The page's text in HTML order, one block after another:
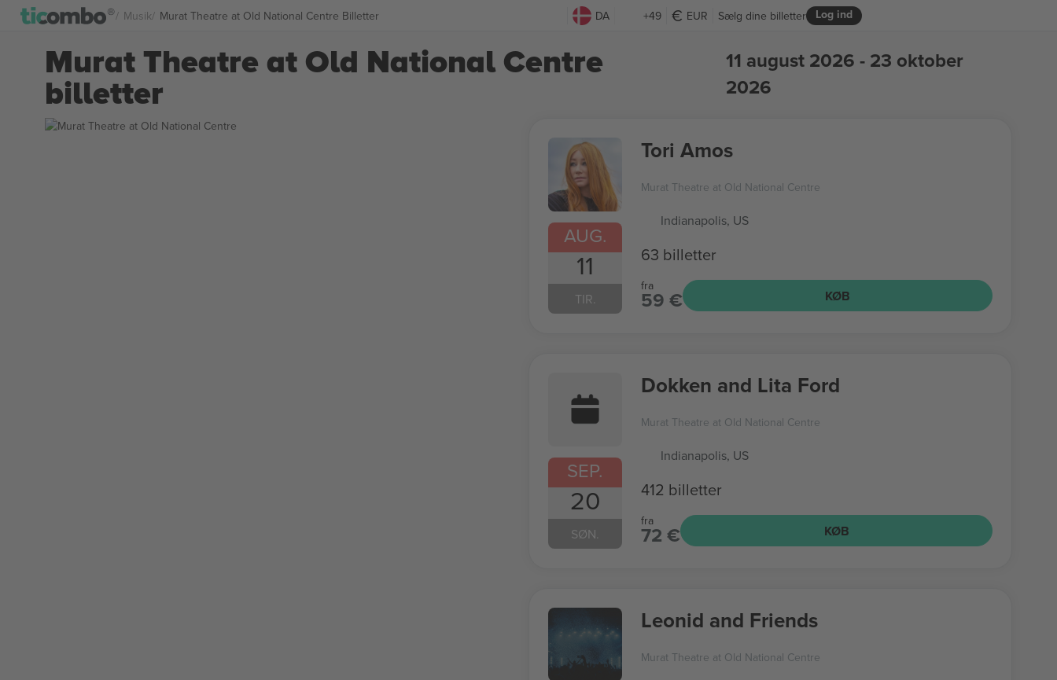
Musik Murat Theatre at Old National Centre Billetter DA +49 EUR Log ind
Sælg dine billetter
Murat Theatre at Old National Centre
billetter
11 august 2026 - 23 oktober
2026
AUG.
11
TIR.
Tori Amos
Murat Theatre at Old National Centre
Indianapolis, US
63 billetter
fra
59 € KØB
SEP.
20
SØN.
Dokken and Lita Ford
Murat Theatre at Old National Centre
Indianapolis, US
412 billetter
fra
72 € KØB
Leonid and Friends
Murat Theatre at Old National Centre